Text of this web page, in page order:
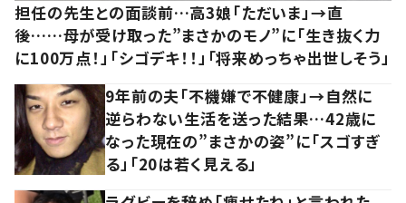
担任の先生との面談前…高3娘「ただいま」→直
後……母が受け取った”まさかのモノ”に「生き抜く力
に100万点！」「シゴデキ！！」「将来めっちゃ出世しそう」
9年前の夫「不機嫌で不健康」→自然に
逆らわない生活を送った結果…42歳に
なった現在の”まさかの姿”に「スゴすぎ
る」「20は若く見える」